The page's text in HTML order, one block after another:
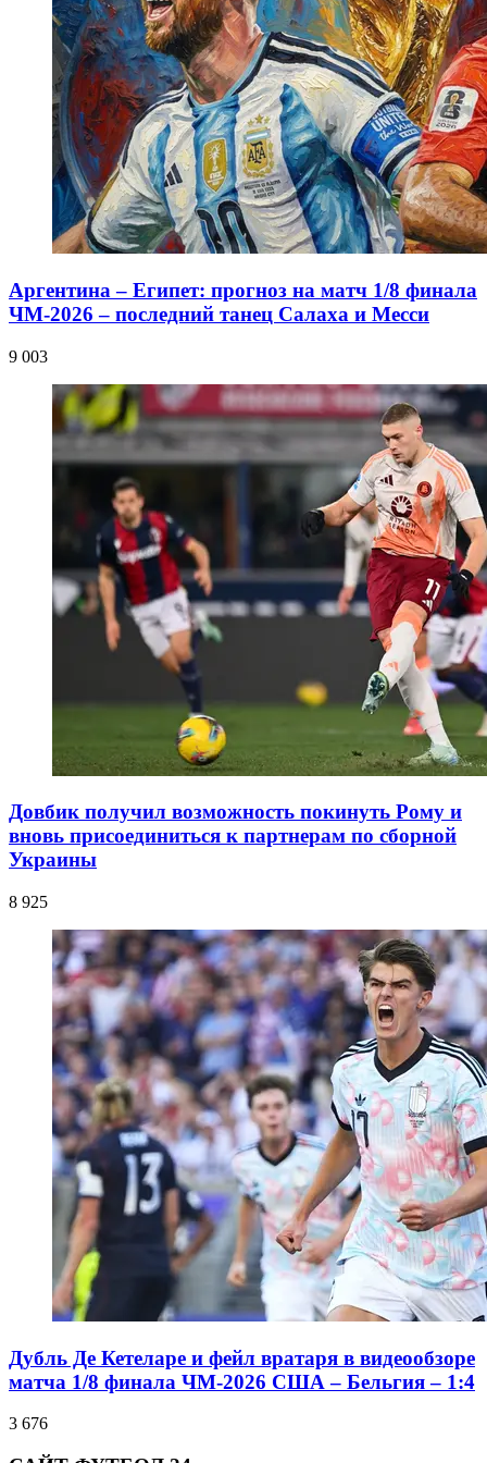
Аргентина – Египет: прогноз на матч 1/8 финала
ЧМ-2026 – последний танец Салаха и Месси
9 003
Довбик получил возможность покинуть Рому и
вновь присоединиться к партнерам по сборной
Украины
8 925
Дубль Де Кетеларе и фейл вратаря в видеообзоре
матча 1/8 финала ЧМ-2026 США – Бельгия – 1:4
3 676